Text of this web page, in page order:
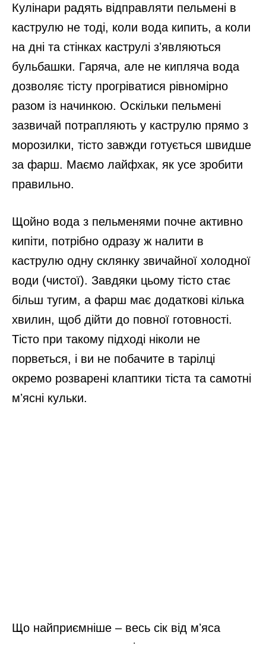
Кулінари радять відправляти пельмені в
каструлю не тоді, коли вода кипить, а коли
на дні та стінках каструлі зʼявляються
бульбашки. Гаряча, але не кипляча вода
дозволяє тісту прогріватися рівномірно
разом із начинкою. Оскільки пельмені
зазвичай потрапляють у каструлю прямо з
морозилки, тісто завжди готується швидше
за фарш. Маємо лайфхак, як усе зробити
правильно.
Щойно вода з пельменями почне активно
кипіти, потрібно одразу ж налити в
каструлю одну склянку звичайної холодної
води (чистої). Завдяки цьому тісто стає
більш тугим, а фарш має додаткові кілька
хвилин, щоб дійти до повної готовності.
Тісто при такому підході ніколи не
порветься, і ви не побачите в тарілці
окремо розварені клаптики тіста та самотні
мʼясні кульки.
Що найприємніше – весь сік від мʼяса